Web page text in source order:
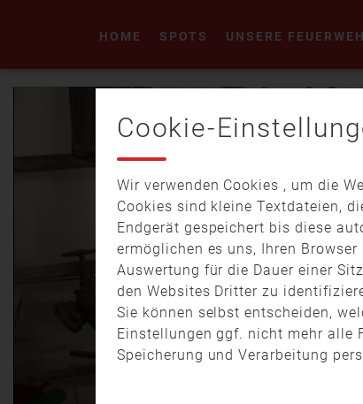
HOME SPOTS UNSERE
Cookie-
Wir verwenden Cookies , um die
Cookies sind kleine Textdateien,
Endgerät gespeichert bis diese
ermöglichen es uns, Ihren
Auswertung für die Dauer einer
den Websites Dritter zu
Sie können selbst entscheiden,
Einstellungen ggf. nicht mehr alle
Speicherung und Verarbeitung